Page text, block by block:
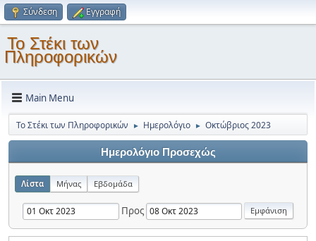
Σύνδεση Εγγραφή
Το Στέκι των
Πληροφορικών
Main Menu
Το Στέκι των Πληροφορικών ► Ημερολόγιο ► Οκτώβριος 2023
Ημερολόγιο Προσεχώς
Λίστα Μήνας Εβδομάδα
Προς